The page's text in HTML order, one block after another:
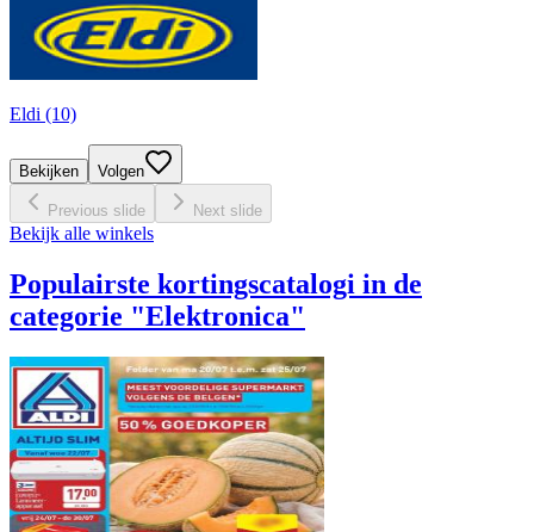
Eldi (10)
Bekijken Volgen
Previous slide Next slide
Bekijk alle winkels
Populairste kortingscatalogi in de
categorie "Elektronica"